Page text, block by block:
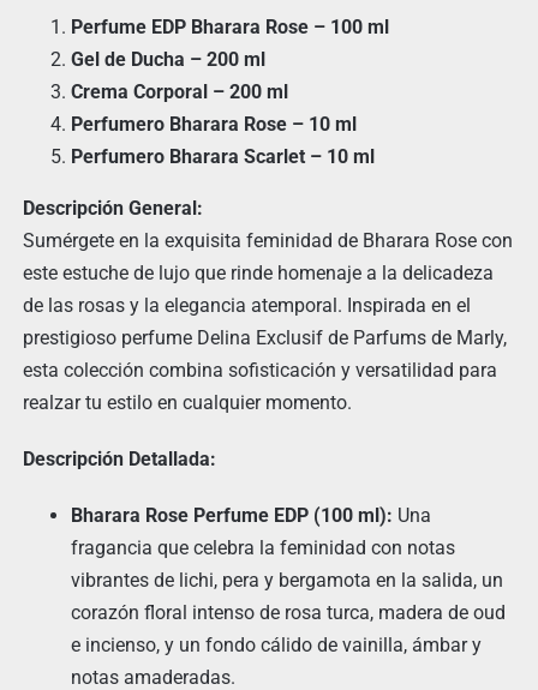
Perfume EDP Bharara Rose – 100 ml
Gel de Ducha – 200 ml
Crema Corporal – 200 ml
Perfumero Bharara Rose – 10 ml
Perfumero Bharara Scarlet – 10 ml
Descripción General:
Sumérgete en la exquisita feminidad de Bharara Rose con
este estuche de lujo que rinde homenaje a la delicadeza
de las rosas y la elegancia atemporal. Inspirada en el
prestigioso perfume Delina Exclusif de Parfums de Marly,
esta colección combina sofisticación y versatilidad para
realzar tu estilo en cualquier momento.
Descripción Detallada:
Bharara Rose Perfume EDP (100 ml): Una
fragancia que celebra la feminidad con notas
vibrantes de lichi, pera y bergamota en la salida, un
corazón floral intenso de rosa turca, madera de oud
e incienso, y un fondo cálido de vainilla, ámbar y
notas amaderadas.